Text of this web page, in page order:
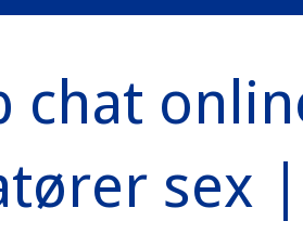
chat
sex